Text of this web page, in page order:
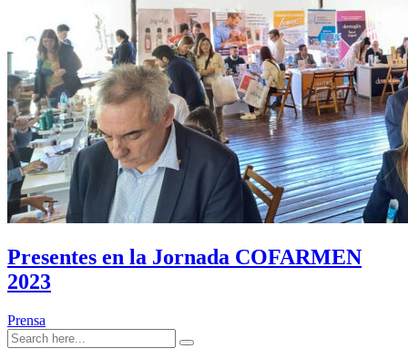
Presentes en la Jornada COFARMEN
2023
Prensa